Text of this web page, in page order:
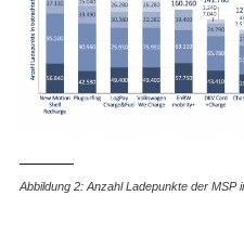
Abbildung 2: Anzahl Ladepunkte der MSP